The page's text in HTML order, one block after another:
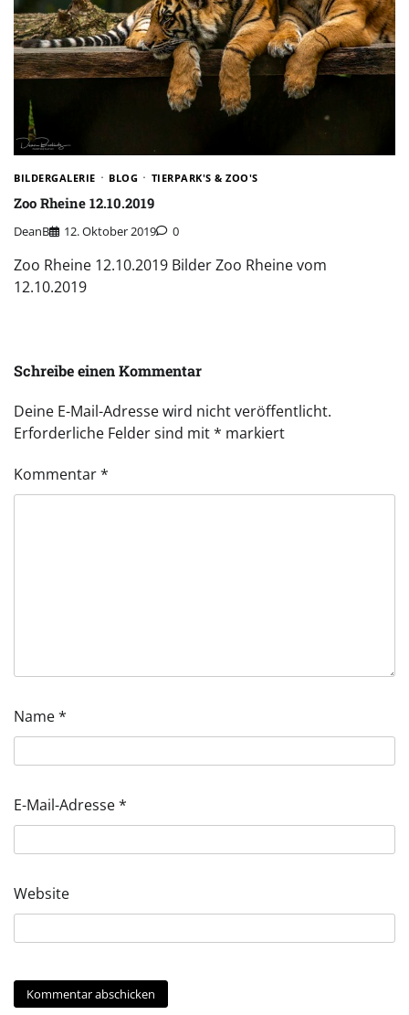
BILDERGALERIE BLOG TIERPARK'S & ZOO'S
Zoo Rheine 12.10.2019
DeanB 12. Oktober 2019 0
Zoo Rheine 12.10.2019 Bilder Zoo Rheine vom
12.10.2019
Schreibe einen Kommentar
Deine E-Mail-Adresse wird nicht veröffentlicht.
Erforderliche Felder sind mit* markiert
Kommentar*
Name*
E-Mail-Adresse*
Website